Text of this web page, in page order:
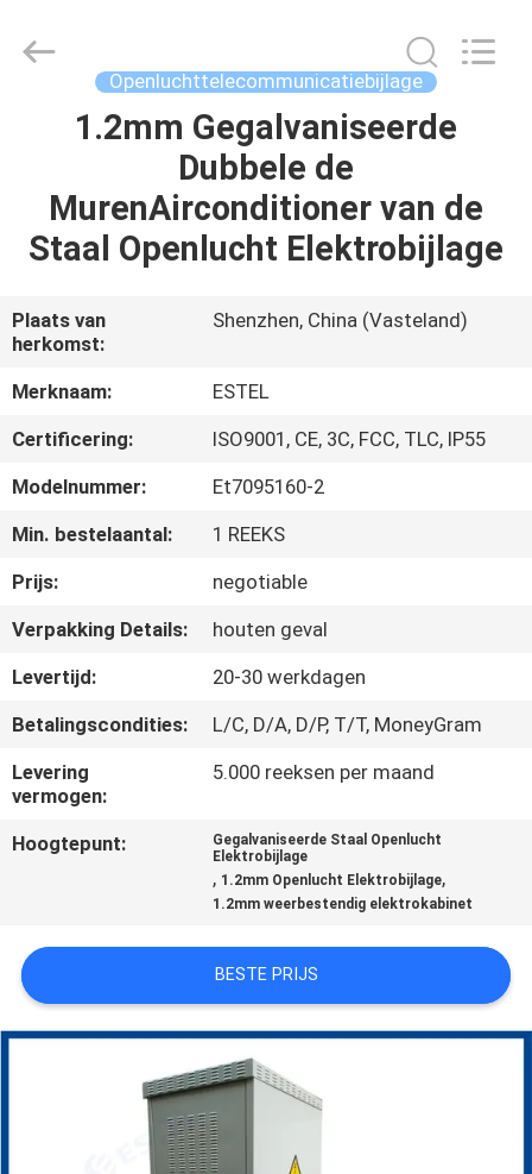
PRODUCTEN
ONGEVEER
ONS
FABRIEKSREIS
KWALITEITSCONTROLE
CONTACTEER
ONS
NIEUWS
VERZOEK
OM EEN
CITAAT
PRIVACY
POLICY
TECHNOLOGY
Openluchttelecommunicatiebijlage
1.2mm Gegalvaniseerde
Dubbele de
MurenAirconditioner van de
Staal Openlucht Elektrobijlage
Plaats van
herkomst:
Shenzhen, China (Vasteland)
Merknaam:
ESTEL
Certificering:
ISO9001, CE, 3C, FCC, TLC, IP55
Modelnummer:
Et7095160-2
Min. bestelaantal:
1 REEKS
Prijs:
negotiable
Verpakking Details:
houten geval
Levertijd:
20-30 werkdagen
Betalingscondities:
L/C, D/A, D/P, T/T, MoneyGram
Levering
vermogen:
5.000 reeksen per maand
Hoogtepunt:
Gegalvaniseerde Staal Openlucht
Elektrobijlage
, 1.2mm Openlucht Elektrobijlage,
1.2mm weerbestendig elektrokabinet
BESTE PRIJS